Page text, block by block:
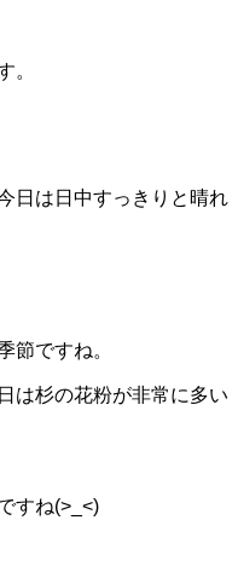
。
日は日中すっきりと晴れ
節ですね。
は杉の花粉が非常に多い
すね(>_<)